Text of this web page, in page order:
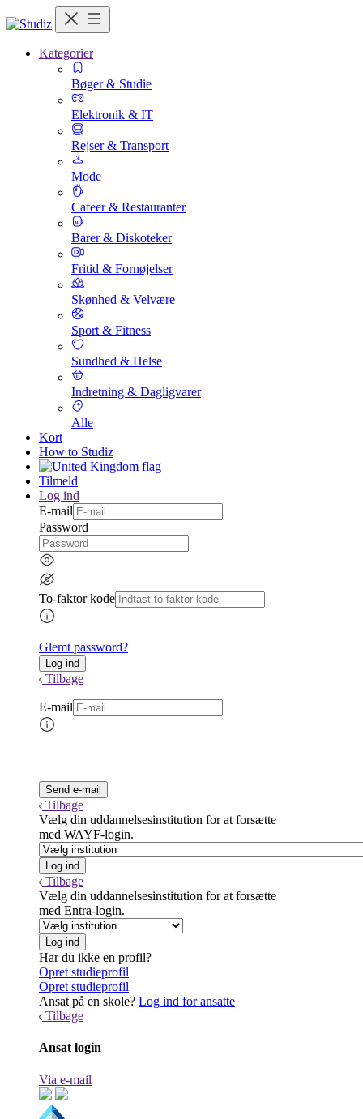
Kategorier
Bøger & Studie
Elektronik & IT
Rejser & Transport
Mode
Cafeer & Restauranter
Barer & Diskoteker
Fritid & Fornøjelser
Skønhed & Velvære
Sport & Fitness
Sundhed & Helse
Indretning & Dagligvarer
Alle
Kort
How to Studiz
Tilmeld
Log ind
E-mail
Password
To-faktor kode
Glemt password?
Tilbage
E-mail
Tilbage
Vælg din uddannelsesinstitution for at forsætte
med WAYF-login.
Tilbage
Vælg din uddannelsesinstitution for at forsætte
med Entra-login.
Har du ikke en profil?
Opret studieprofil
Opret studieprofil
Ansat på en skole? Log ind for ansatte
Tilbage
Ansat login
Via e-mail